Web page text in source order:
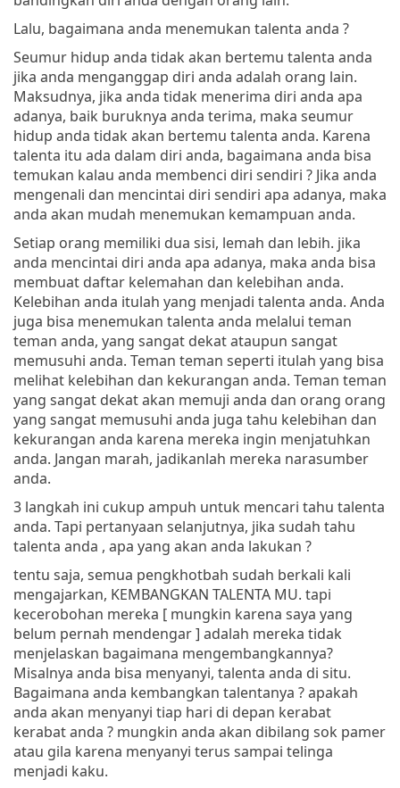
Lalu, bagaimana anda menemukan talenta anda ?
Seumur hidup anda tidak akan bertemu talenta anda
jika anda menganggap diri anda adalah orang lain.
Maksudnya, jika anda tidak menerima diri anda apa
adanya, baik buruknya anda terima, maka seumur
hidup anda tidak akan bertemu talenta anda. Karena
talenta itu ada dalam diri anda, bagaimana anda bisa
temukan kalau anda membenci diri sendiri ? Jika anda
mengenali dan mencintai diri sendiri apa adanya, maka
anda akan mudah menemukan kemampuan anda.
Setiap orang memiliki dua sisi, lemah dan lebih. jika
anda mencintai diri anda apa adanya, maka anda bisa
membuat daftar kelemahan dan kelebihan anda.
Kelebihan anda itulah yang menjadi talenta anda. Anda
juga bisa menemukan talenta anda melalui teman
teman anda, yang sangat dekat ataupun sangat
memusuhi anda. Teman teman seperti itulah yang bisa
melihat kelebihan dan kekurangan anda. Teman teman
yang sangat dekat akan memuji anda dan orang orang
yang sangat memusuhi anda juga tahu kelebihan dan
kekurangan anda karena mereka ingin menjatuhkan
anda. Jangan marah, jadikanlah mereka narasumber
anda.
3 langkah ini cukup ampuh untuk mencari tahu talenta
anda. Tapi pertanyaan selanjutnya, jika sudah tahu
talenta anda , apa yang akan anda lakukan ?
tentu saja, semua pengkhotbah sudah berkali kali
mengajarkan, KEMBANGKAN TALENTA MU. tapi
kecerobohan mereka [ mungkin karena saya yang
belum pernah mendengar ] adalah mereka tidak
menjelaskan bagaimana mengembangkannya?
Misalnya anda bisa menyanyi, talenta anda di situ.
Bagaimana anda kembangkan talentanya ? apakah
anda akan menyanyi tiap hari di depan kerabat
kerabat anda ? mungkin anda akan dibilang sok pamer
atau gila karena menyanyi terus sampai telinga
menjadi kaku.